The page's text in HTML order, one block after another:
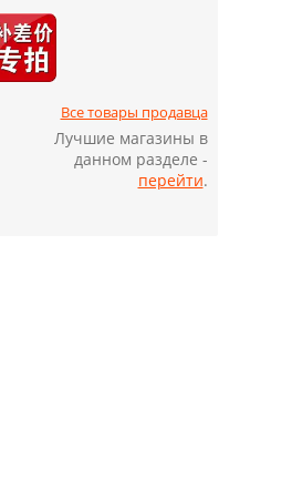
Все товары продавца
Лучшие магазины в
данном разделе -
перейти.